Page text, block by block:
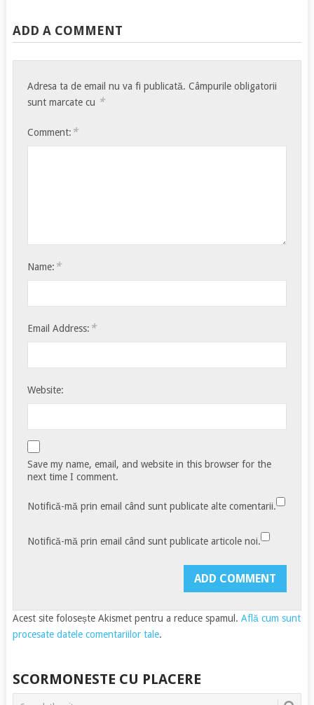
ADD A COMMENT
Adresa ta de email nu va fi publicată. Câmpurile obligatorii
sunt marcate cu *
Comment: *
Name: *
Email Address: *
Website:
Save my name, email, and website in this browser for the
next time I comment.
Notifică-mă prin email când sunt publicate alte comentarii.
Notifică-mă prin email când sunt publicate articole noi.
Acest site folosește Akismet pentru a reduce spamul. Află cum sunt
procesate datele comentariilor tale.
SCORMONESTE CU PLACERE